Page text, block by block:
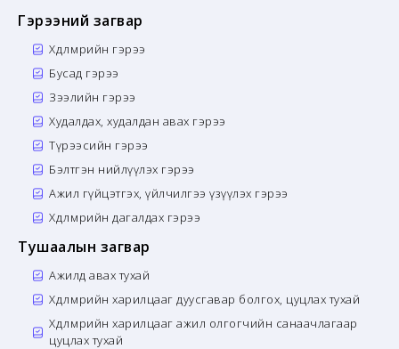
Гэрээний загвар
Хөдөлмөрийн гэрээ
Бусад гэрээ
Зээлийн гэрээ
Худалдах, худалдан авах гэрээ
Түрээсийн гэрээ
Бэлтгэн нийлүүлэх гэрээ
Ажил гүйцэтгэх, үйлчилгээ үзүүлэх гэрээ
Хөдөлмөрийн дагалдах гэрээ
Тушаалын загвар
Ажилд авах тухай
Хөдөлмөрийн харилцааг дуусгавар болгох, цуцлах тухай
Хөдөлмөрийн харилцааг ажил олгогчийн санаачлагаар
цуцлах тухай